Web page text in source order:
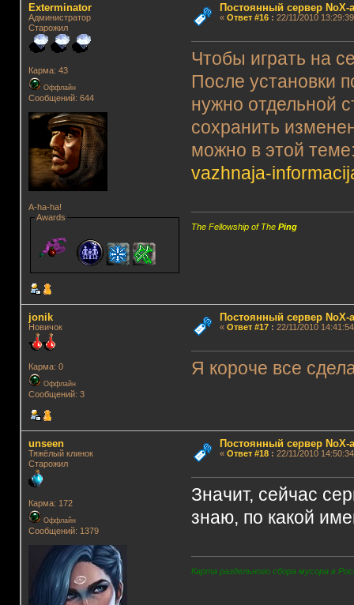
Exterminator
Администратор
Старожил
Карма: 43
Оффлайн
Сообщений: 644
A-ha-ha!
Awards
Постоянный сервер NoX-а
« Ответ #16: 22/11/2010
Чтобы играть на
После установки
нужно отдельной
сохранить
можно в этой
vazhnaja-
The Fellowship of ThePing
jonik
Новичок
Карма: 0
Оффлайн
Сообщений: 3
Постоянный сервер NoX-а
« Ответ #17: 22/11/2010
Я короче все
unseen
Тяжёлый клинок
Старожил
Карма: 172
Оффлайн
Сообщений: 1379
Постоянный сервер NoX-а
« Ответ #18: 22/11/2010
Значит, сейчас
знаю, по какой
Карта раздельного сбора мусора в